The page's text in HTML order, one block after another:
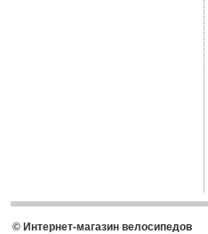
© Интернет-магазин велосипедов